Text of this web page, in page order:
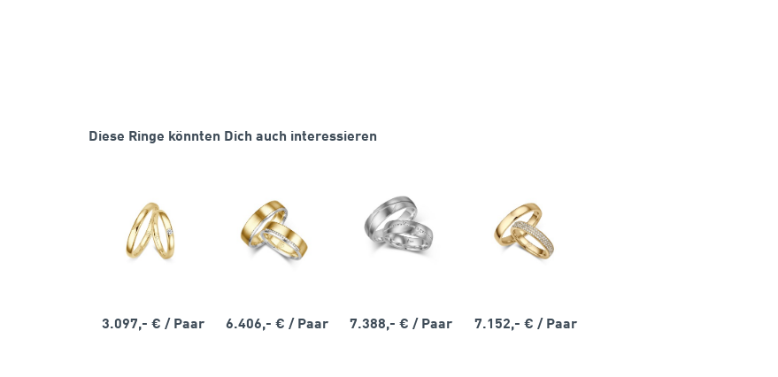
Diese Ringe könnten Dich auch interessieren
3.097,- € / Paar 6.406,- €/ Paar 7.388,- €/ Paar 7.152,- € / Paar